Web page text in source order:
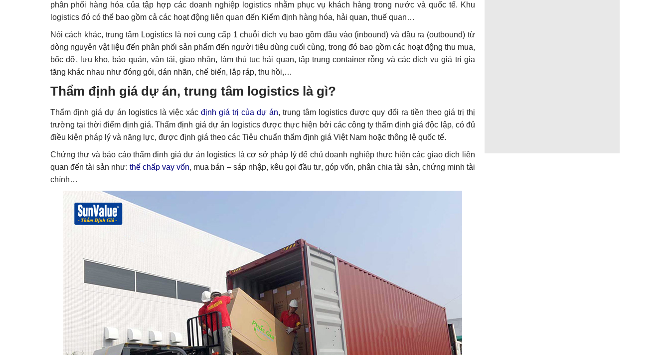
phân phối hàng hóa của tập hợp các doanh nghiệp logistics nhằm phục vụ khách hàng trong nước và quốc tế. Khu
logistics đó có thể bao gồm cả các hoạt động liên quan đến Kiểm định hàng hóa, hải quan, thuế quan…
Nói cách khác, trung tâm Logistics là nơi cung cấp 1 chuỗi dịch vụ bao gồm đầu vào (inbound) và đầu ra (outbound) từ
dòng nguyên vật liệu đến phân phối sản phẩm đến người tiêu dùng cuối cùng, trong đó bao gồm các hoạt động thu mua,
bốc dỡ, lưu kho, bảo quản, vận tải, giao nhận, làm thủ tục hải quan, tập trung container rỗng và các dịch vụ giá trị gia
tăng khác nhau như đóng gói, dán nhãn, chế biến, lắp ráp, thu hồi,…
Thẩm định giá dự án, trung tâm logistics là gì?
Thẩm định giá dự án logistics là việc xác định giá trị của dự án, trung tâm logistics được quy đổi ra tiền theo giá trị thị
trường tại thời điểm định giá. Thẩm định giá dự án logistics được thực hiện bởi các công ty thẩm định giá độc lập, có đủ
điều kiện pháp lý và năng lực, được định giá theo các Tiêu chuẩn thẩm định giá Việt Nam hoặc thông lệ quốc tế.
Chứng thư và báo cáo thẩm định giá dự án logistics là cơ sở pháp lý để chủ doanh nghiệp thực hiện các giao dịch liên
quan đến tài sản như: thế chấp vay vốn, mua bán – sáp nhập, kêu gọi đầu tư, góp vốn, phân chia tài sản, chứng minh tài
chính…